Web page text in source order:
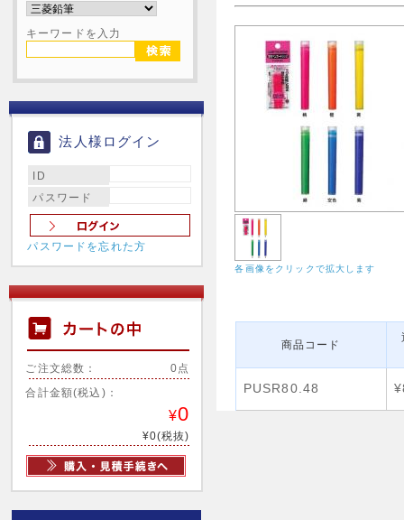
キーワードを入力
法人様ログイン
ID
パスワード
パスワードを忘れた方
ご注文総数： 0点
合計金額(税込)：
¥0
¥0(税抜)
各画像をクリックで拡大します
商品コード
PUSR80.48